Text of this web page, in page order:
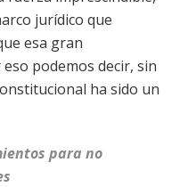
jurídico que
esa gran
podemos decir, sin
ha sido un
para no